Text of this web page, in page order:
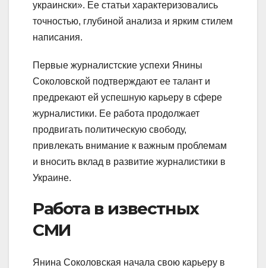
украински». Ее статьи характеризовались
точностью, глубиной анализа и ярким стилем
написания.
Первые журналистские успехи Янины
Соколовской подтверждают ее талант и
предрекают ей успешную карьеру в сфере
журналистики. Ее работа продолжает
продвигать политическую свободу,
привлекать внимание к важным проблемам
и вносить вклад в развитие журналистики в
Украине.
Работа в известных
СМИ
Янина Соколовская начала свою карьеру в